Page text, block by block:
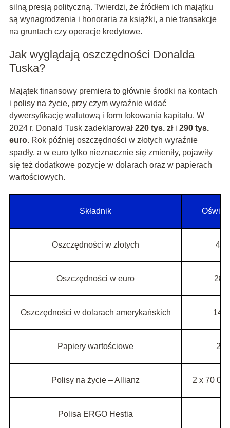
silną presją polityczną. Twierdzi, że źródłem ich majątku
są wynagrodzenia i honoraria za książki, a nie transakcje
na gruntach czy operacje kredytowe.
Jak wyglądają oszczędności Donalda
Tuska?
Majątek finansowy premiera to głównie środki na kontach
i polisy na życie, przy czym wyraźnie widać
dywersyfikację walutową i form lokowania kapitału. W
2024 r. Donald Tusk zadeklarował 220 tys. złi 290 tys.
euro. Rok później oszczędności w złotych wyraźnie
spadły, a w euro tylko nieznacznie się zmieniły, pojawiły
się też dodatkowe pozycje w dolarach oraz w papierach
wartościowych.
Składnik
Oszczędności w złotych 49
Oszczędności w euro 282
Oszczędności w dolarach amerykańskich 140
Papiery wartościowe 20
Polisy na życie – Allianz 2 x 70
Polisa ERGO Hestia